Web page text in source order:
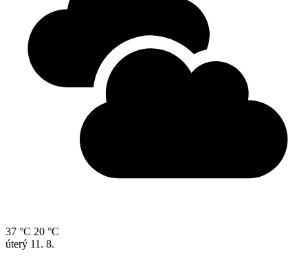
37 °C 20 °C
úterý 11. 8.